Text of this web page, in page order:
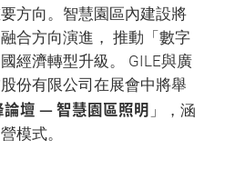
方向。智慧園區內建設將
合方向演進， 推動「數字
經濟轉型升級。 GILE與廣
份有限公司在展會中將舉
壇 — 智慧園區照明 」，涵
模式。